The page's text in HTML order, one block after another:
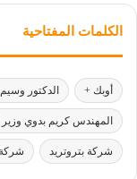
الكلمات المفتاحية
أوبك + الدكتور
المهندس كريم بدوي وزير
شركة بتروتريد